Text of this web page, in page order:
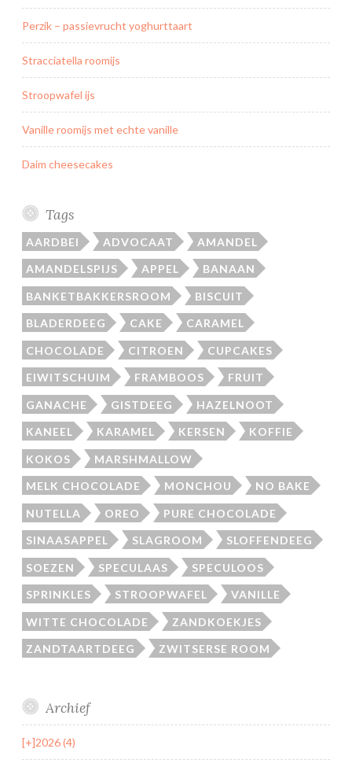
e
o
Perzik – passievrucht yoghurttaart
Stracciatella roomijs
Stroopwafel ijs
Vanille roomijs met echte vanille
Daim cheesecakes
Tags
AARDBEI ADVOCAAT AMANDEL
AMANDELSPIJS APPEL BANAAN
BANKETBAKKERSROOM BISCUIT
BLADERDEEG CAKE CARAMEL
CHOCOLADE CITROEN CUPCAKES
EIWITSCHUIM FRAMBOOS FRUIT
GANACHE GISTDEEG HAZELNOOT
KANEEL KARAMEL KERSEN KOFFIE
KOKOS MARSHMALLOW
MELK CHOCOLADE MONCHOU NO BAKE
NUTELLA OREO PURE CHOCOLADE
SINAASAPPEL SLAGROOM SLOFFENDEEG
SOEZEN SPECULAAS SPECULOOS
SPRINKLES STROOPWAFEL VANILLE
WITTE CHOCOLADE ZANDKOEKJES
ZANDTAARTDEEG ZWITSERSE ROOM
Archief
[+]2026 (4)